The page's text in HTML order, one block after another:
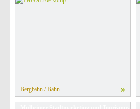
Bergbahn / Bahn »